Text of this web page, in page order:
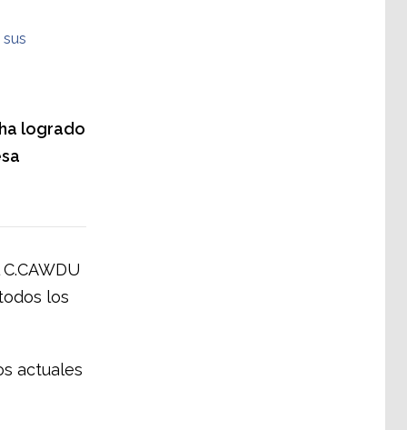
logrado
los
actuales